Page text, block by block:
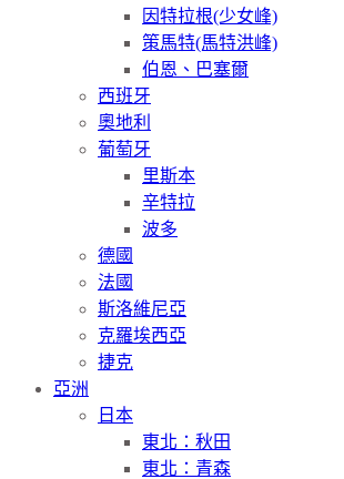
因特拉根(少女峰)
策馬特(馬特洪峰)
伯恩、巴塞爾
西班牙
奧地利
葡萄牙
里斯本
辛特拉
波多
德國
法國
斯洛維尼亞
克羅埃西亞
捷克
亞洲
日本
東北：秋田
東北：青森